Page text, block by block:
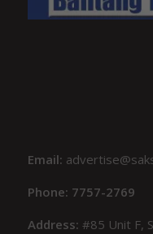
Email:
Phone: 7757-2769
Address:#85 Unit F,